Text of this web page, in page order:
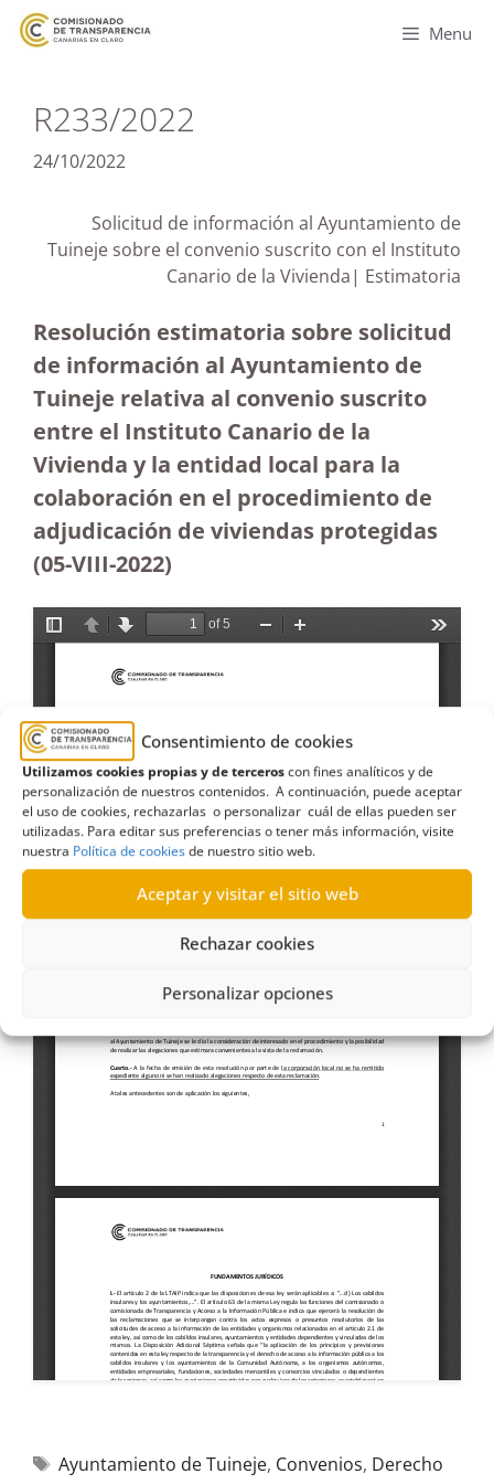
Consentimiento de cookies
Utilizamos cookies propias y de terceroscon fines analíticos y de
personalización de nuestros contenidos. A continuación, puede aceptar
el uso de cookies, rechazarlas o personalizar cuál de ellas pueden ser
utilizadas. Para editar sus preferencias o tener más información, visite
nuestra Política de cookiesde nuestro sitio web.
Aceptar y visitar el sitio web
Rechazar cookies
Personalizar opciones
Menu
R233/2022
24/10/2022
Solicitud de información al Ayuntamiento de
Tuineje sobre el convenio suscrito con el Instituto
Canario de la Vivienda| Estimatoria
Resolución estimatoria sobre solicitud
de información al Ayuntamiento de
Tuineje relativa al convenio suscrito
entre el Instituto Canario de la
Vivienda y la entidad local para la
colaboración en el procedimiento de
adjudicación de viviendas protegidas
(05-VIII-2022)
Ayuntamiento de Tuineje, Convenios, Derecho